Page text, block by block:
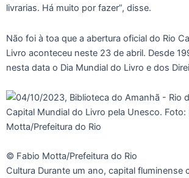
livrarias. Há muito por fazer”, disse.
Não foi à toa que a abertura oficial do Rio
Livro aconteceu neste 23 de abril. Desde
nesta data o Dia Mundial do Livro e dos
© Fabio Motta/Prefeitura do Rio
Cultura Durante um ano, capital fluminense